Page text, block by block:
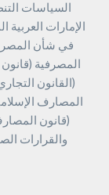
السياسات
في شأن
المصارف
(قانون
والقرارات